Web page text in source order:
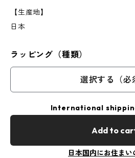
【生産地】
日本
ラッピング（種類）
選択する（必
International
Add to
日本国内にお住まい